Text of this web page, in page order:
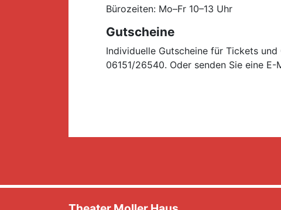
Bürozeiten: Mo–Fr 10–13 Uhr
Gutscheine
Individuelle Gutscheine für Tickets
06151/26540. Oder senden Sie eine E-